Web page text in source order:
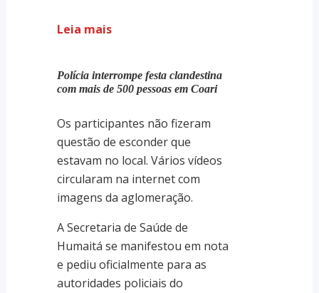
Leia mais
Polícia interrompe festa clandestina
com mais de 500 pessoas em Coari
Os participantes não fizeram
questão de esconder que
estavam no local. Vários vídeos
circularam na internet com
imagens da aglomeração.
A Secretaria de Saúde de
Humaitá se manifestou em nota
e pediu oficialmente para as
autoridades policiais do